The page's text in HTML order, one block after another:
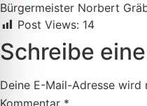
Bürgermeister Norbert
Post Views: 14
Schreibe
Deine E-Mail-Adresse
Kommentar *